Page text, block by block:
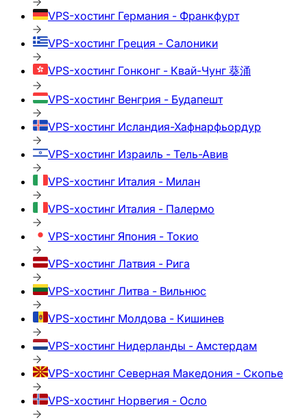
VPS-хостинг Германия - Франкфурт
VPS-хостинг Греция - Салоники
VPS-хостинг Гонконг - Квай-Чунг 葵涌
VPS-хостинг Венгрия - Будапешт
VPS-хостинг Исландия-Хафнарфьордур
VPS-хостинг Израиль - Тель-Авив
VPS-хостинг Италия - Милан
VPS-хостинг Италия - Палермо
VPS-хостинг Япония - Токио
VPS-хостинг Латвия - Рига
VPS-хостинг Литва - Вильнюс
VPS-хостинг Молдова - Кишинев
VPS-хостинг Нидерланды - Амстердам
VPS-хостинг Северная Македония - Скопье
VPS-хостинг Норвегия - Осло